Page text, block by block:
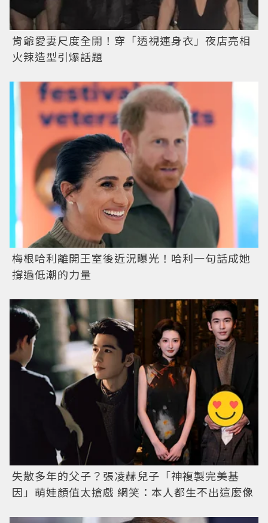
肯爺愛妻尺度全開！穿「透視連身衣」夜店亮相
火辣造型引爆話題
梅根哈利離開王室後近況曝光！哈利一句話成她
撐過低潮的力量
失散多年的父子？張凌赫兒子「神複製完美基
因」萌娃顏值太搶戲 網笑：本人都生不出這麼像